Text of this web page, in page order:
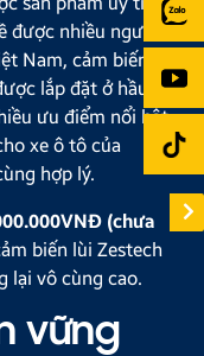
được nhiều người
Nam, cảm biến lùi
lắp đặt ở hầu hết
ưu điểm nổi bật
xe ô tô của
hợp lý.
(chưa
biến lùi Zestech
lại vô cùng cao.
vững